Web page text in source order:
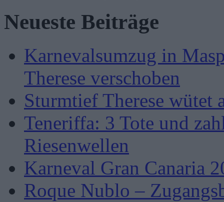
Neueste Beiträge
Karnevalsumzug in
Therese verschoben
Sturmtief Therese wütet
Teneriffa: 3 Tote und
Riesenwellen
Karneval Gran Canaria
Roque Nublo –